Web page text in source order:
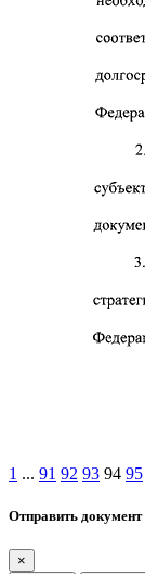
1 ... 91 92 93 94 95
Отправить документ
×